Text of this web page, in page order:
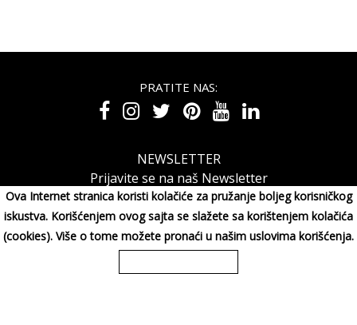
Ova Internet stranica koristi kolačiće za pružanje boljeg korisničkog
iskustva. Korišćenjem ovog sajta se slažete sa korištenjem kolačića
(cookies). Više o tome možete pronaći u našim uslovima korišćenja.
PRATITE NAS:
NEWSLETTER
Prijavite se na naš Newsletter
Srbija065/3003001